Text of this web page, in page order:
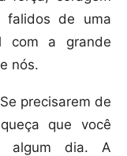
falidos de uma
com a grande
nós.
precisarem de
que você
algum dia. A